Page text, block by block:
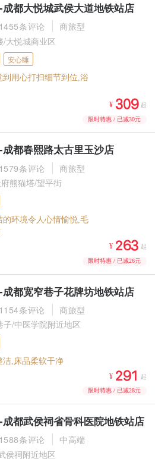
成都大悦城武侯大道地铁站店
1455条评论
商旅型
/大悦城商业区
安心睡
到用心打扫细节到位,浴
¥  起
限时特惠 / 已减30元
成都春熙路太古里玉沙店
1579条评论
商旅型
熊猫塔/望平街
的环境令人心情愉悦,毛
¥  起
限时特惠 / 已减26元
成都宽窄巷子花牌坊地铁站店
1154条评论
商旅型
子/中医学院附近地区
洁,床品柔软干净
¥  起
限时特惠 / 已减28元
都武侯祠省骨科医院地铁站店
1588条评论
中高端
侯祠附近地区